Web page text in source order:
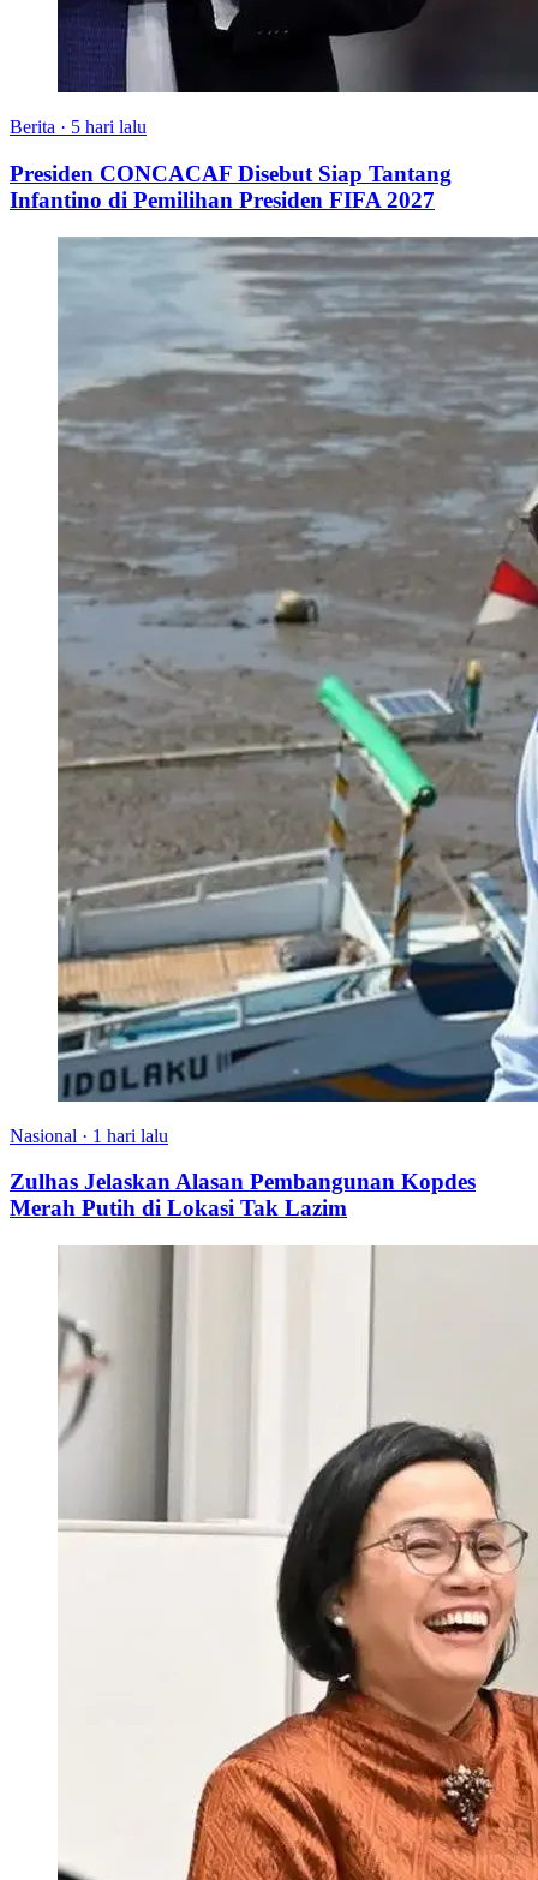
Berita · 5 hari lalu
Presiden CONCACAF Disebut Siap Tantang
Infantino di Pemilihan Presiden FIFA 2027
Nasional · 1 hari lalu
Zulhas Jelaskan Alasan Pembangunan Kopdes
Merah Putih di Lokasi Tak Lazim